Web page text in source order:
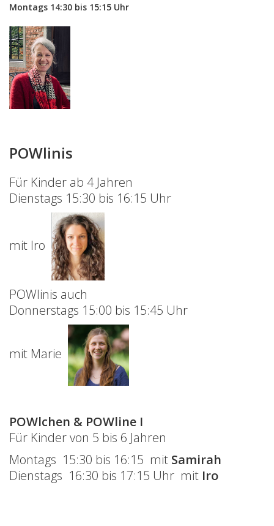
Montags 14:30 bis 15:15 Uhr
POWlinis
Für Kinder ab 4 Jahren
Dienstags 15:30 bis 16:15 Uhr
mit Iro
POWlinis auch
Donnerstags 15:00 bis 15:45 Uhr
mit Marie
POWlchen & POWline I
Für Kinder von 5 bis 6 Jahren
Montags 15:30 bis 16:15 mit Samirah
Dienstags 16:30 bis 17:15 Uhr mit Iro